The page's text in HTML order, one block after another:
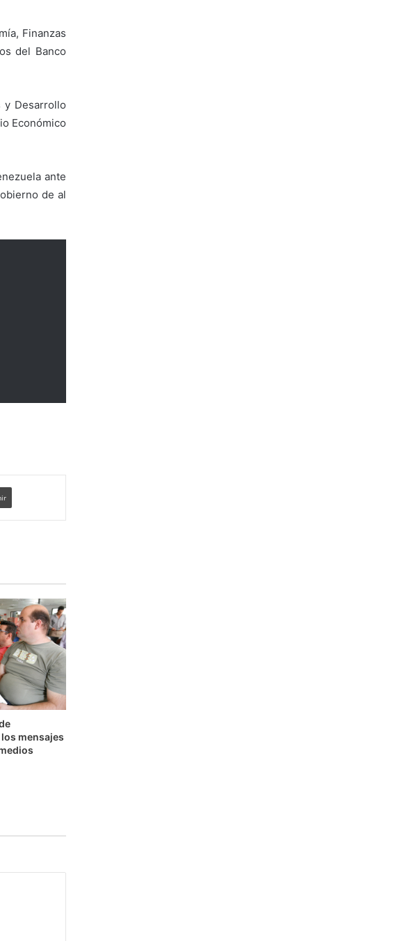
Finanzas
del Banco
y Desarrollo
Económico
ante
de al
mensajes